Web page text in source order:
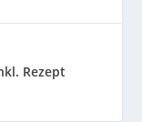
Rezept